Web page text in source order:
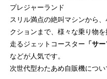
プレジャーランド
スリル満点の絶叫マシンから
クションまで、様々な乗り物
走るジェットコースター 「サ
などが人気です。
次世代型わたあめ自販機につい